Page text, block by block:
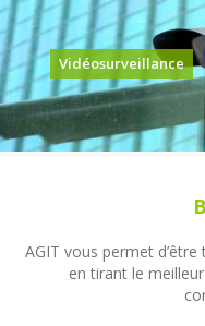
Vidéosurveillance
AGIT vous permet
en tirant le